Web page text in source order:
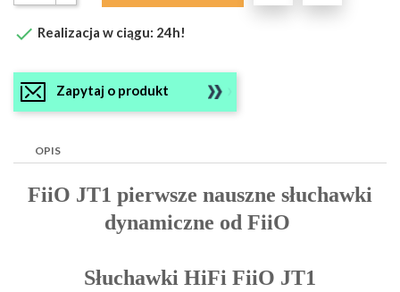
 Realizacja w ciągu: 24h!
Zapytaj o produkt
OPIS
FiiO JT1 pierwsze nauszne słuchawki
dynamiczne od FiiO
Słuchawki HiFi FiiO JT1